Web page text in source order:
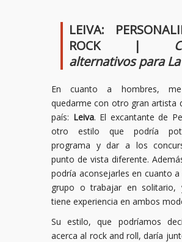
LEIVA:
ROCK |
alternativos para La
En cuanto a hombres, me
quedarme con otro gran artista
país: Leiva. El excantante de
otro estilo que podría
programa y dar a los
punto de vista diferente.
podría aconsejarles en cuanto
grupo o trabajar en solitario,
tiene experiencia en ambos
Su estilo, que podríamos
acerca al rock and roll, daría